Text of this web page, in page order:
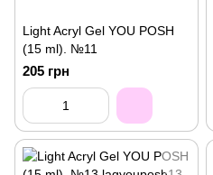
Light Acryl Gel YOU POSH
(15 ml). №11
205 грн